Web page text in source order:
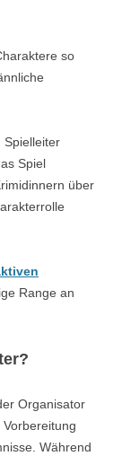
so
Spiel
über
Range an
Organisator
Während